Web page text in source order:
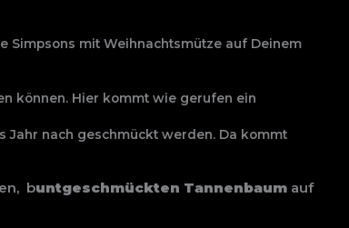
Simpsons mit Weihnachtsmütze auf Deinem
können. Hier kommt wie gerufen ein
Jahr nach geschmückt werden. Da kommt
buntgeschmückten Tannenbaum auf